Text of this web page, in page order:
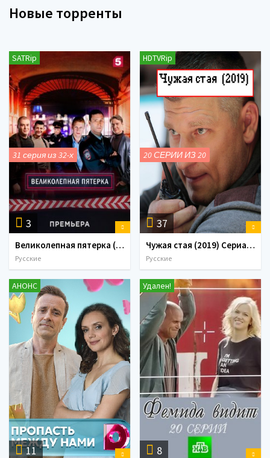
Новые торренты
3
SATRip
31 серия из 32-х
Великолепная пятерка (1-8 серия) (2019)
Русские
37
HDTVRip
20 СЕРИИ ИЗ 20
Чужая стая (2019) Сериал 1,2,3,4,5,6,7,8,9,10,11,12,13,14,15,16 серия
Русские
11
АНОНС
8
Удален!